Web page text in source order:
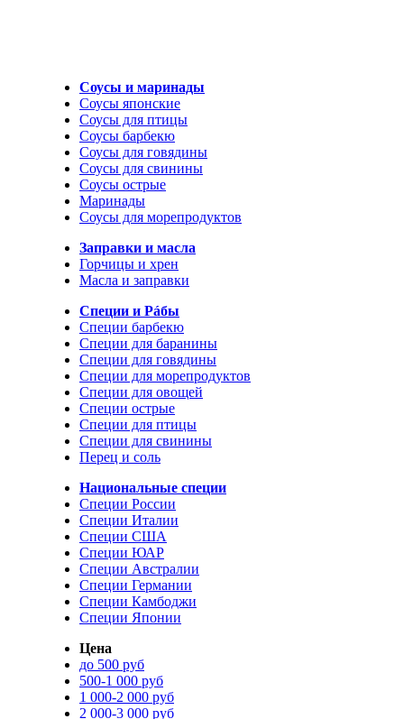
Соусы и маринады
Соусы японские
Соусы для птицы
Соусы барбекю
Соусы для говядины
Соусы для свинины
Соусы острые
Маринады
Соусы для морепродуктов
Заправки и масла
Горчицы и хрен
Масла и заправки
Специи и Рáбы
Специи барбекю
Специи для баранины
Специи для говядины
Специи для морепродуктов
Специи для овощей
Специи острые
Специи для птицы
Специи для свинины
Перец и соль
Национальные специи
Специи России
Специи Италии
Специи США
Специи ЮАР
Специи Австралии
Специи Германии
Специи Камбоджи
Специи Японии
Цена
до 500 руб
500-1 000 руб
1 000-2 000 руб
2 000-3 000 руб